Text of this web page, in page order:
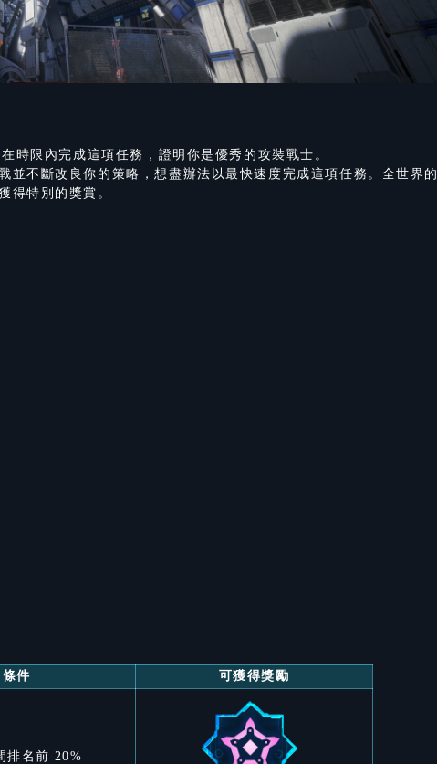
時限內完成這項任務，證明你是優秀的攻裝戰士。
不斷改良你的策略，想盡辦法以最快速度完成這項任務。全世界的
得特別的獎賞。
條件 可獲得獎勵
排名前 20%